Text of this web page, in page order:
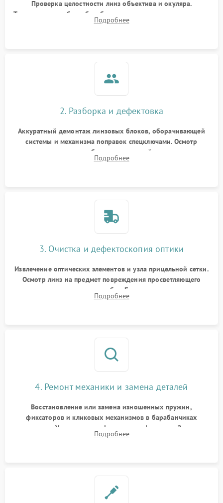
Проверка целостности линз объектива и окуляра.
Тестирование работы барабанчиков ввода поправок, кольца
отстройки параллакса и зума. Выявление сколов, внутренних
Подробнее
2. Разборка и дефектовка
Аккуратный демонтаж линзовых блоков, оборачивающей
системы и механизма поправок спецключами. Осмотр
внутренних резьбовых соединений, пружин и
уплотнительных колец. Поиск причин люфта, смещения
Подробнее
3. Очистка и дефектоскопия оптики
Извлечение оптических элементов и узла прицельной сетки.
Осмотр линз на предмет повреждения просветляющего
покрытия или появления грибка. Бережная очистка стекол
спецрастворами. Проверка целостности гравированной
Подробнее
4. Ремонт механики и замена деталей
Восстановление или замена изношенных пружин,
фиксаторов и кликовых механизмов в барабанчиках
поправок. Устранение люфтов в трансфокаторе. Замена
поврежденных линз, разбитой сетки или восстановление
Подробнее